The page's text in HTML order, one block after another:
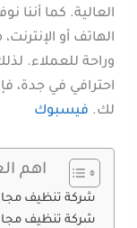
العالية. كما أننا
الهاتف أو
وراحة للعملاء.
احترافي في جدة،
لك. فيسبوك
اهم
شركة تنظيف
شركة تنظيف